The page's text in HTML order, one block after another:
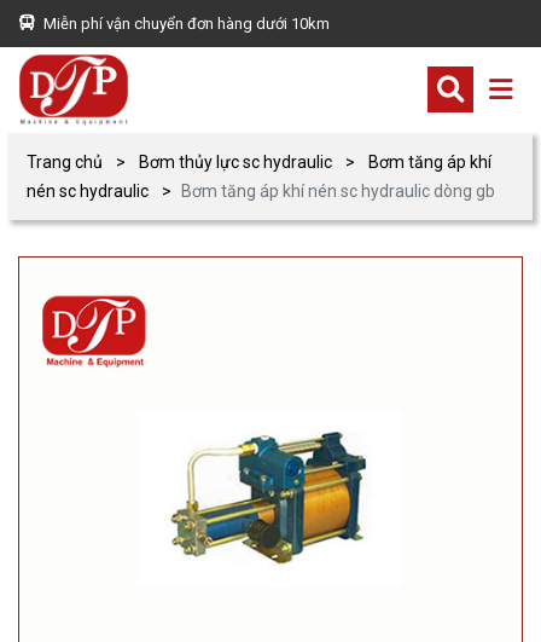
Miễn phí vận chuyển đơn hàng dưới 10km
Trang chủ Bơm thủy lực sc hydraulic
Bơm tăng áp khí
nén sc hydraulic
Bơm tăng áp khí nén sc hydraulic dòng gb